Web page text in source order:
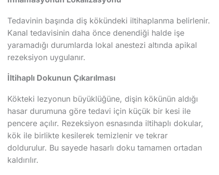
Tedavinin başında diş kökündeki iltihaplanma belirlenir.
Kanal tedavisinin daha önce denendiği halde işe
yaramadığı durumlarda lokal anestezi altında apikal
rezeksiyon uygulanır.
İltihaplı Dokunun Çıkarılması
Kökteki lezyonun büyüklüğüne, dişin kökünün aldığı
hasar durumuna göre tedavi için küçük bir kesi ile
pencere açılır. Rezeksiyon esnasında iltihaplı dokular,
kök ile birlikte kesilerek temizlenir ve tekrar
doldurulur. Bu sayede hasarlı doku tamamen ortadan
kaldırılır.